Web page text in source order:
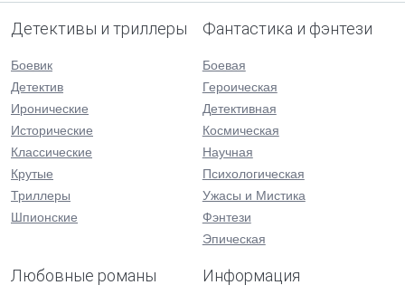
Детективы и триллеры
Боевик
Детектив
Иронические
Исторические
Классические
Крутые
Триллеры
Шпионские
Фантастика и фэнтези
Боевая
Героическая
Детективная
Космическая
Научная
Психологическая
Ужасы и Мистика
Фэнтези
Эпическая
Любовные романы Информация